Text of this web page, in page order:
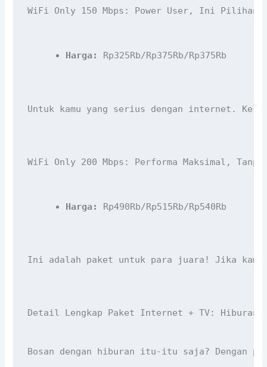
WiFi Only 150 Mbps: Power User, Ini
Harga: Rp325Rb/Rp375Rb/Rp375Rb
Untuk kamu yang serius dengan internet.
WiFi Only 200 Mbps: Performa Maksimal,
Harga: Rp490Rb/Rp515Rb/Rp540Rb
Ini adalah paket untuk para juara! Jika
Detail Lengkap Paket Internet + TV: Hiburan
Bosan dengan hiburan itu-itu saja? Dengan